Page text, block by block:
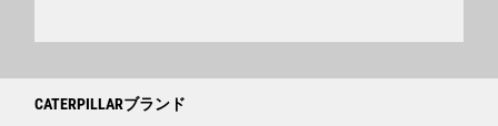
CATERPILLARブランド